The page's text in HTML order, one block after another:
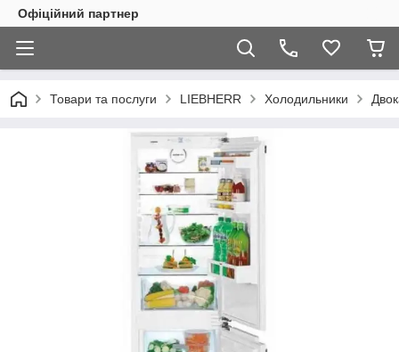
Офіційний партнер
Товари та послуги LIEBHERR Холодильники